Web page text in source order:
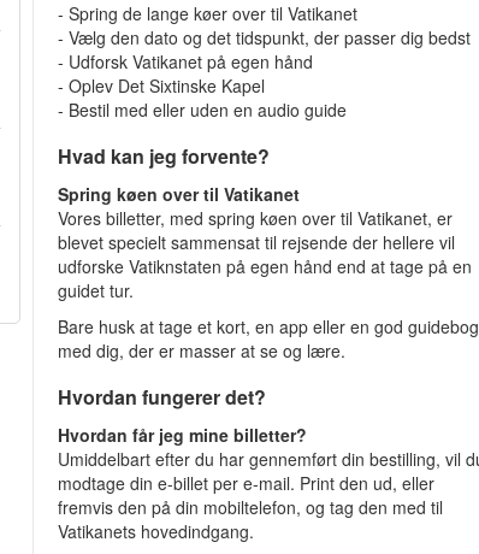
- Spring de lange køer over til Vatikanet
- Vælg den dato og det tidspunkt, der passer dig bedst
- Udforsk Vatikanet på egen hånd
- Oplev Det Sixtinske Kapel
- Bestil med eller uden en audio guide
Hvad kan jeg forvente?
Spring køen over til Vatikanet
Vores billetter, med spring køen over til Vatikanet, er
blevet specielt sammensat til rejsende der hellere vil
udforske Vatiknstaten på egen hånd end at tage på en
guidet tur.
Bare husk at tage et kort, en app eller en god guidebog
med dig, der er masser at se og lære.
Hvordan fungerer det?
Hvordan får jeg mine billetter?
Umiddelbart efter du har gennemført din bestilling, vil
modtage din e-billet per e-mail. Print den ud, eller
fremvis den på din mobiltelefon, og tag den med til
Vatikanets hovedindgang.